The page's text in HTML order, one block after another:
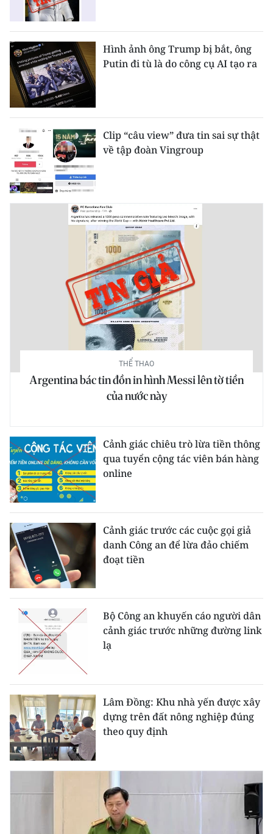
TIN MỚI
TIN ĐỊA PHƯƠNG
Trung du và miền núi phía Bắc
Đồng bằng sông Hồng
Bắc Trung Bộ
Duyên hải Nam Trung Bộ và Tây
Nguyên
Đông Nam Bộ
Đồng bằng sông Cửu Long
Chuyên trang Hà Nội
Chuyên trang TP. Hồ Chí Minh
CÁC CHUYÊN TRANG
VỀ BÁO NHÂN DÂN
NHÂN DÂN CUỐI TUẦN
NHÂN DÂN HẰNG THÁNG
MUA BÁO
ĐỌC BÁO IN
ENGLISH
中文
FRANÇAIS
РУССКИЙ
ESPAÑOL
한국어
Hình ảnh ông Trump bị bắt, ông
Putin đi tù là do công cụ AI tạo ra
Clip “câu view” đưa tin sai sự thật
về tập đoàn Vingroup
THỂ THAO
Argentina bác tin đồn in hình Messi lên tờ tiền
của nước này
Cảnh giác chiêu trò lừa tiền thông
qua tuyển cộng tác viên bán hàng
online
Cảnh giác trước các cuộc gọi giả
danh Công an để lừa đảo chiếm
đoạt tiền
Bộ Công an khuyến cáo người dân
cảnh giác trước những đường link
lạ
Lâm Đồng: Khu nhà yến được xây
dựng trên đất nông nghiệp đúng
theo quy định